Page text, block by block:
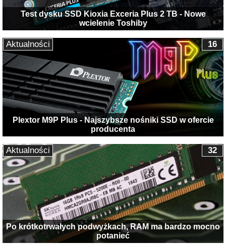
Test dysku SSD Kioxia Exceria Plus 2 TB - Nowe
wcielenie Toshiby
Plextor M9P Plus - Najszybsze nośniki SSD w ofercie
producenta
16
Aktualności
Po krótkotrwałych podwyżkach, RAM ma bardzo mocno
potanieć
32
Aktualności